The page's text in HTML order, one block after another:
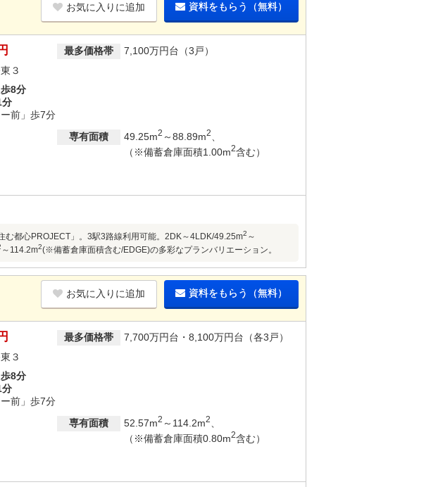
お気に入りに追加 資料をもらう（無料）
最多価格帯
7,100万円台（3戸）
３
8分
分
前」歩7分
専有面積 49.25m2 ～88.89m2
（※備蓄倉庫面積1.00m2含む）
都心PROJECT」。3駅3路線利用可能。2DK～4LDK/49.25m2 ～
～114.2m2(※備蓄倉庫面積含む/EDGE)の多彩なプランバリエーション。
お気に入りに追加 資料をもらう（無料）
最多価格帯
7,700万円台・8,100万円台（各3戸）
３
8分
分
前」歩7分
専有面積 52.57m2 ～114.2m2
（※備蓄倉庫面積0.80m2含む）